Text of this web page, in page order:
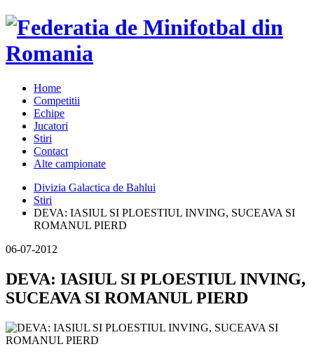
Home
Competitii
Echipe
Jucatori
Stiri
Contact
Alte campionate
Divizia Galactica de Bahlui
Stiri
DEVA: IASIUL SI PLOESTIUL INVING, SUCEAVA SI
ROMANUL PIERD
06-07-2012
DEVA: IASIUL SI PLOESTIUL INVING,
SUCEAVA SI ROMANUL PIERD